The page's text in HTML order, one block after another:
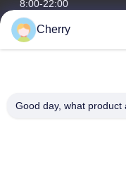
8:00-22:00
Unsere Adresse
Hegui Industriepark,
Cherry
Good day, what